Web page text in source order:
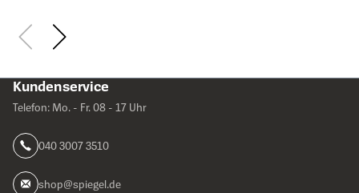
Kundenservice
Telefon: Mo. - Fr. 08 - 17 Uhr
040 3007 3510
shop@spiegel.de